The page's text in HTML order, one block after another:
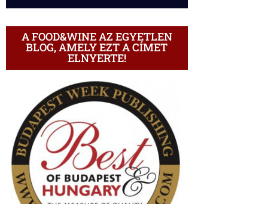
A FOOD&WINE AZ EGYETLEN
BLOG, AMELY EZT A CÍMET
ELNYERTE!